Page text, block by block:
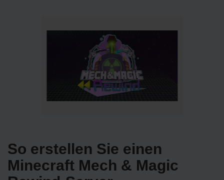
So erstellen Sie einen
Minecraft Mech & Magic